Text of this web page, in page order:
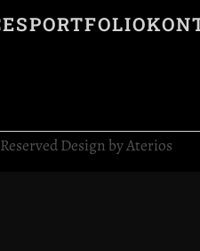
PORTFOLIO
Design by Aterios